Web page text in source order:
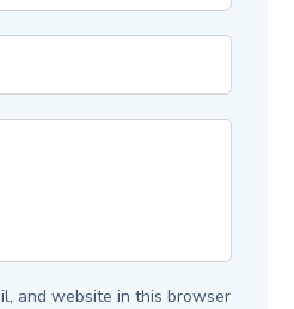
and website in this browser